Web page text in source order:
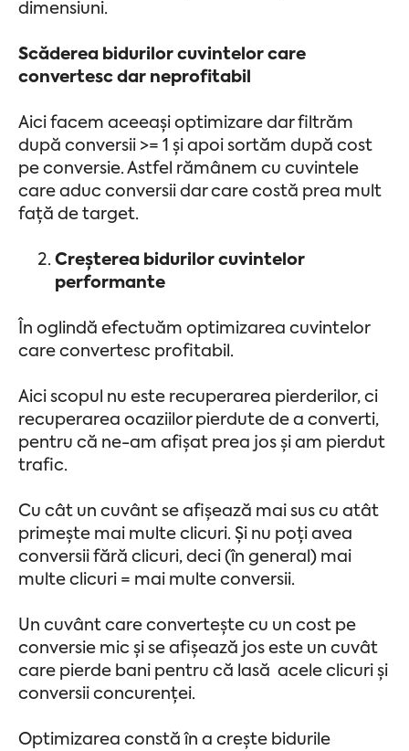
dimensiuni.
Scăderea bidurilor cuvintelor care
convertesc dar neprofitabil
Aici facem aceeași optimizare dar filtrăm
după conversii >= 1 și apoi sortăm după cost
pe conversie. Astfel rămânem cu cuvintele
care aduc conversii dar care costă prea mult
față de target.
Creșterea bidurilor cuvintelor
performante
În oglindă efectuăm optimizarea cuvintelor
care convertesc profitabil.
Aici scopul nu este recuperarea pierderilor, ci
recuperarea ocaziilor pierdute de a converti,
pentru că ne-am afișat prea jos și am pierdut
trafic.
Cu cât un cuvânt se afișează mai sus cu atât
primește mai multe clicuri. Și nu poți avea
conversii fără clicuri, deci (în general) mai
multe clicuri = mai multe conversii.
Un cuvânt care convertește cu un cost pe
conversie mic și se afișează jos este un cuvât
care pierde bani pentru că lasă acele clicuri și
conversii concurenței.
Optimizarea constă în a crește bidurile